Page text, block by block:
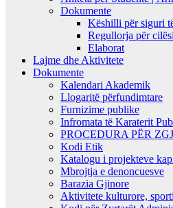
Dokumente
Këshilli për siguri
Regullorja për cilësi
Elaborat
Lajme dhe Aktivitete
Dokumente
Kalendari Akademik
Llogaritë përfundimtare
Furnizime publike
Infromata të Karaterit
PROCEDURA PËR
Kodi Etik
Katalogu i projekteve
Mbrojtja e denoncuesve
Barazia Gjinore
Aktivitete kulturore,